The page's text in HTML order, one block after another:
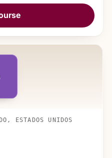
ESTADOS UNIDOS